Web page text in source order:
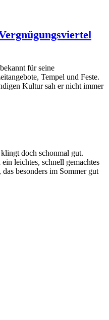
für seine
Tempel und Feste.
Kultur sah er nicht immer
doch schonmal gut.
leichtes, schnell gemachtes
besonders im Sommer gut